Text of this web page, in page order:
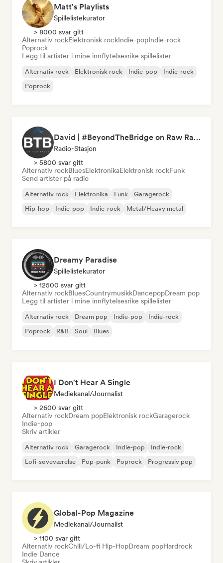
Matt's Playlists
Spillelistekurator
> 8000 svar gitt
Alternativ rockElektronisk rockIndie-popIndie-rock
Poprock
Legg til artister i mine innflytelsesrike spillelister
Alternativ rock Elektronisk rock Indie-pop
Indie-rock
Poprock
David | #BeyondTheBridge on Raw Radio |
Radio-Stasjon
> 5800 svar gitt
Alternativ rockBluesElektronikaElektronisk rockFunk
Send artister på radio
Alternativ rock Elektronika Funk
Garagerock
Hip-hop
Indie-pop Indie-rock Metal/Heavy metal
Dreamy Paradise
Spillelistekurator
> 12500 svar gitt
Alternativ rockBluesCountrymusikkDancepopDream pop
Legg til artister i mine innflytelsesrike spillelister
Alternativ rock Dream pop Indie-pop
Indie-rock
Poprock
R&B Soul Blues
I Don't Hear A Single
Mediekanal/journalist
> 2600 svar gitt
Alternativ rockDream popElektronisk rockGaragerock
Indie-pop
Skriv artikler
Alternativ rock Garagerock Indie-pop
Indie-rock
Lofi-soveværelse
Pop-punk Poprock Progressiv pop
Global-Pop Magazine
Mediekanal/journalist
> 1100 svar gitt
Alternativ rockChill/Lo-fi Hip-HopDream popHardrock
Indie Dance